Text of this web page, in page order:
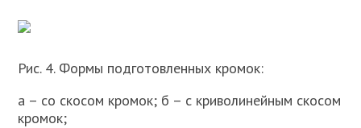
Рис. 4. Формы подготовленных кромок:
а – со скосом кромок; б – с криволинейным скосом
кромок;